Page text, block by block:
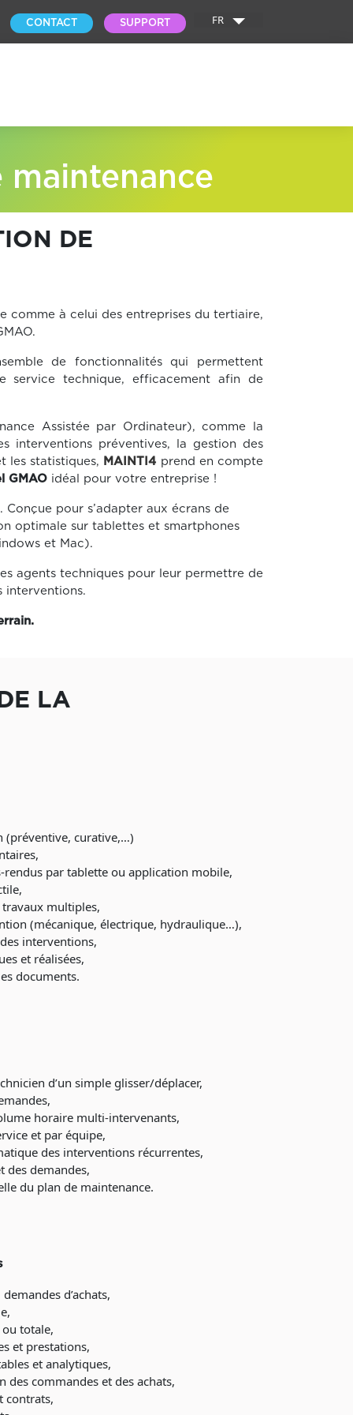
CONTACT SUPPORT FR
DE
comme à celui des entreprises du tertiaire,
de fonctionnalités qui permettent
service technique, efficacement afin de
Assistée par Ordinateur), comme la
interventions préventives, la gestion des
les statistiques, MAINTI4 prend en compte
GMAOidéal pour votre entreprise !
. Conçue pour s’adapter aux écrans de
optimale sur tablettes et smartphones
et Mac).
agents techniques pour leur permettre de
interventions.
LA
(préventive, curative,…)
rendus par tablette ou application mobile,
multiples,
(mécanique, électrique, hydraulique…),
interventions,
et réalisées,
documents.
d’un simple glisser/déplacer,
horaire multi-intervenants,
et par équipe,
des interventions récurrentes,
des demandes,
du plan de maintenance.
d’achats,
totale,
et prestations,
et analytiques,
des commandes et des achats,
contrats,